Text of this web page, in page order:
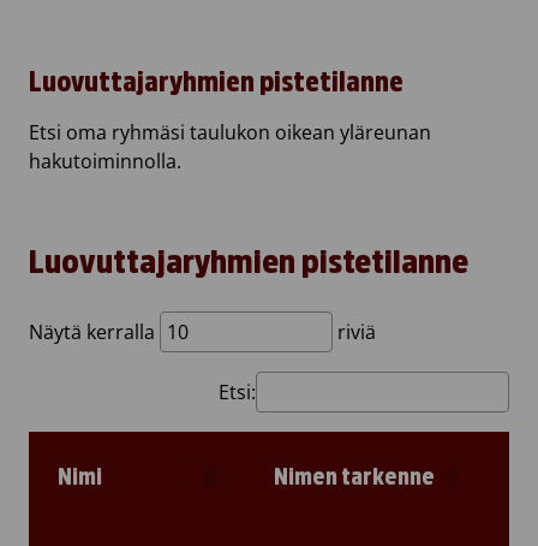
Luovuttajaryhmien pistetilanne
Etsi oma ryhmäsi taulukon oikean yläreunan
hakutoiminnolla.
Luovuttajaryhmien pistetilanne
Näytä kerralla riviä
Etsi:
Nimi Nimen tarkenne